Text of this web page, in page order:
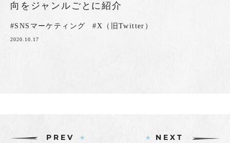
向をジャンルごとに紹介
#SNSマーケティング #X（旧Twitter）
2020.10.17
PREV NEXT